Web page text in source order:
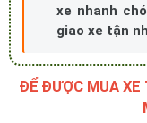
xe nhanh
giao xe tận
ĐỂ ĐƯỢC MUA XE